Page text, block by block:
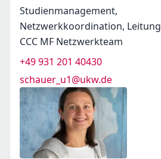
Studienmanagement,
Netzwerkkoordination, Leitung
CCC MF Netzwerkteam
+49 931 201 40430
schauer_u1@ukw.de